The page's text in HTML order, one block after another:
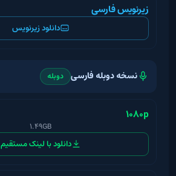
زیرنویس فارسی
دانلود زیرنویس
نسخه دوبله فارسی دوبله
1080p
1.49GB
دانلود با لینک مستقیم